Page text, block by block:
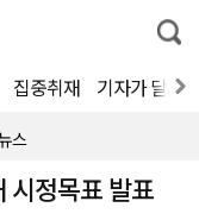
통
합
색
집중취재 기자가 달려
스
시정목표 발표